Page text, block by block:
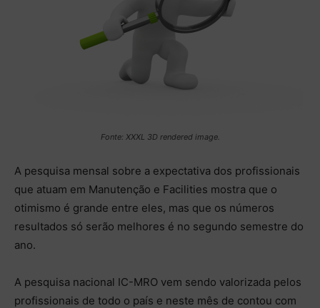
Fonte: XXXL 3D rendered image.
A pesquisa mensal sobre a expectativa dos profissionais
que atuam em Manutenção e Facilities mostra que o
otimismo é grande entre eles, mas que os números
resultados só serão melhores é no segundo semestre do
ano.
A pesquisa nacional IC-MRO vem sendo valorizada pelos
profissionais de todo o país e neste mês de contou com